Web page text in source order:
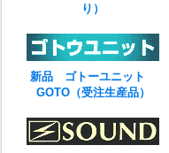
り）
新品 ゴトーユニット
GOTO（受注生産品）